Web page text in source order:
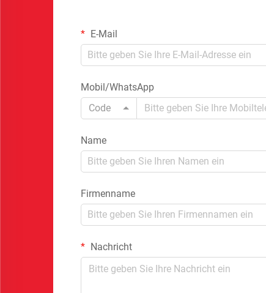
E-Mail
Mobil/WhatsApp
Code
Name
Firmenname
Nachricht